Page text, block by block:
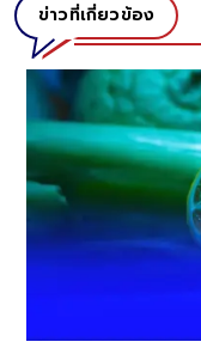
ข่าวที่เกี่ยวข้อง